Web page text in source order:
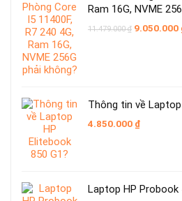
Ram 16G, NVME
11.479.000₫ Giá
9.050.000
Thông tin về
4.850.000 ₫
Laptop HP Probook